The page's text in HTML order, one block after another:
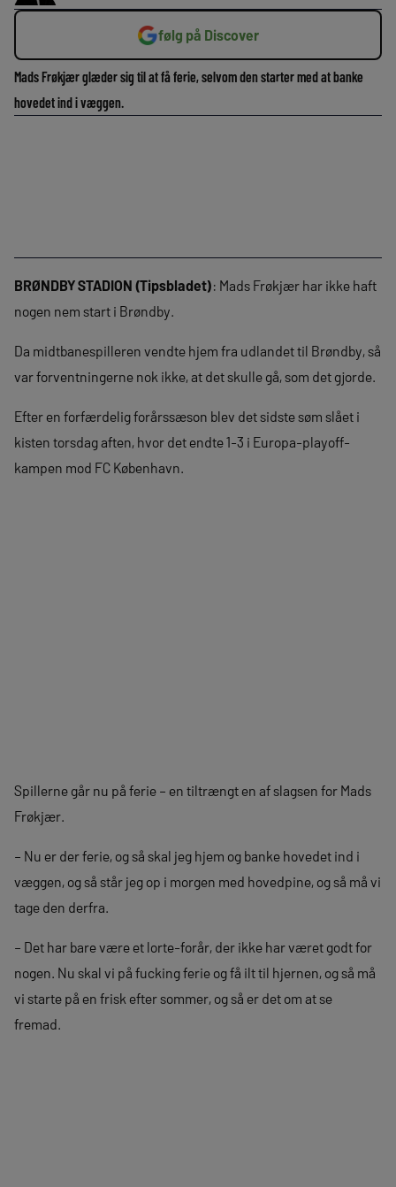
følg på Discover
Mads Frøkjær glæder sig til at få ferie, selvom den starter med at banke
hovedet ind i væggen.
BRØNDBY STADION (Tipsbladet): Mads Frøkjær har ikke haft
nogen nem start i Brøndby.
Da midtbanespilleren vendte hjem fra udlandet til Brøndby, så
var forventningerne nok ikke, at det skulle gå, som det gjorde.
Efter en forfærdelig forårssæson blev det sidste søm slået i
kisten torsdag aften, hvor det endte 1-3 i Europa-playoff-
kampen mod FC København.
Spillerne går nu på ferie – en tiltrængt en af slagsen for Mads
Frøkjær.
– Nu er der ferie, og så skal jeg hjem og banke hovedet ind i
væggen, og så står jeg op i morgen med hovedpine, og så må vi
tage den derfra.
– Det har bare være et lorte-forår, der ikke har været godt for
nogen. Nu skal vi på fucking ferie og få ilt til hjernen, og så må
vi starte på en frisk efter sommer, og så er det om at se
fremad.